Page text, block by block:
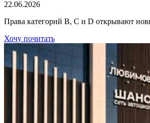
22.06.2026
Права категорий В, С и D открывают
Хочу почитать